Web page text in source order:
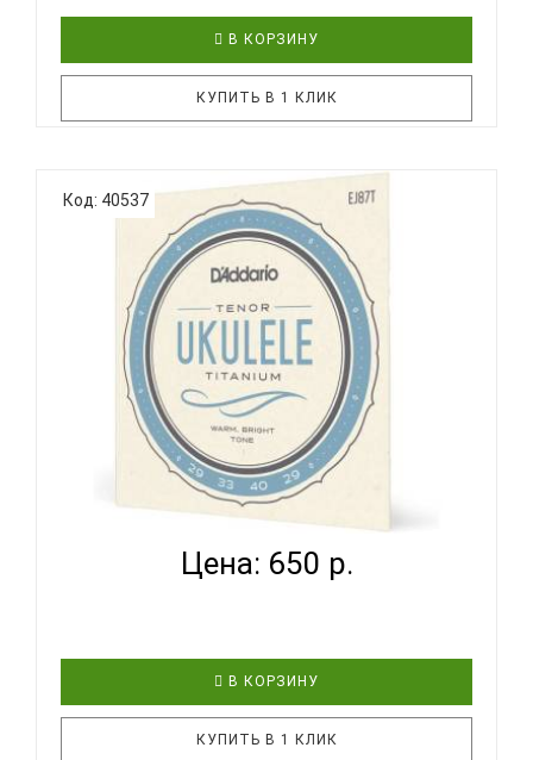
В КОРЗИНУ
КУПИТЬ В 1 КЛИК
Струны D'Addario для укулеле из синтетического
материала Nyltech. Комплект струн D'Addario EJ88C
разработан для применения на всех концертных
инструментах укулеле. Все струны комплекта
изготавливаются из эксклюзивного материала
Nyltech и оптимизиро..
Код: 40537
D'ADDARIO EJ87 T - СТРУНЫ ДЛЯ УКУЛЕЛЕ ТЕНОР...
Цена: 650 р.
В КОРЗИНУ
КУПИТЬ В 1 КЛИК